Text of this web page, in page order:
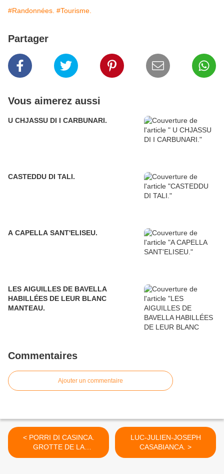
#Randonnées. #Tourisme.
Partager
Vous aimerez aussi
U CHJASSU DI I CARBUNARI.
CASTEDDU DI TALI.
A CAPELLA SANT'ELISEU.
LES AIGUILLES DE BAVELLA
HABILLÉES DE LEUR BLANC
MANTEAU.
Commentaires
Ajouter un commentaire
< PORRI DI CASINCA.
GROTTE DE LA
RÉSISTANCE.
LUC-JULIEN-JOSEPH
CASABIANCA. >